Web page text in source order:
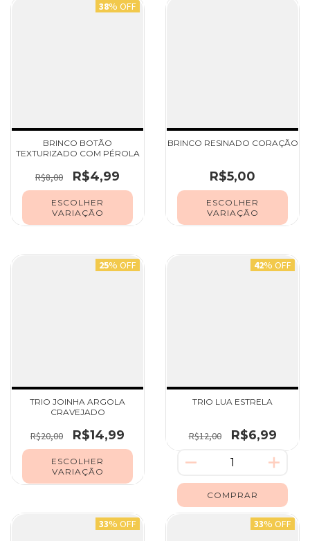
38% OFF
BRINCO BOTÃO
TEXTURIZADO COM PÉROLA
R$8,00 R$4,99
ESCOLHER
VARIAÇÃO
BRINCO RESINADO CORAÇÃO
R$5,00
ESCOLHER
VARIAÇÃO
25% OFF
TRIO JOINHA ARGOLA
CRAVEJADO
R$20,00 R$14,99
ESCOLHER
VARIAÇÃO
42% OFF
TRIO LUA ESTRELA
R$12,00 R$6,99
33% OFF 33% OFF